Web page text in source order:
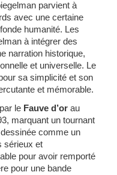
parvient à
avec une certaine
humanité. Les
à intégrer des
narration historique,
et universelle. Le
sa simplicité et son
et mémorable.
le Fauve d’or au
marquant un tournant
comme un
sérieux et
pour avoir remporté
pour une bande